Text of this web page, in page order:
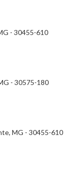
- 30455-610
- 30575-180
MG - 30455-610